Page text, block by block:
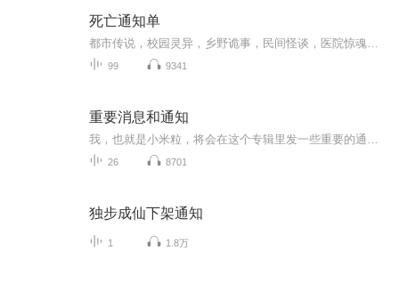
死亡通知单
99 9341
重要消息和通知
26 8701
独步成仙下架通知
1 1.8万